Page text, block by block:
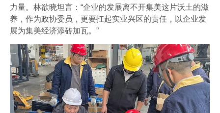
力量。林欲晓坦言：“企业的发展离不开集美这片沃土的滋
养，作为政协委员，更要扛起实业兴区的责任，以企业发
展为集美经济添砖加瓦。”